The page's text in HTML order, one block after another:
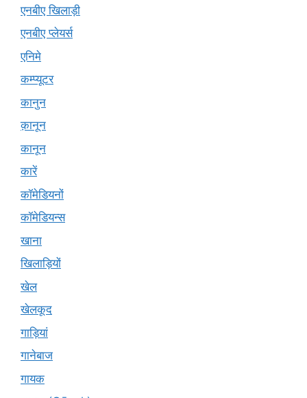
एनबीए खिलाड़ी
एनबीए प्लेयर्स
एनिमे
कम्प्यूटर
कानुन
क़ानून
कानून
कारें
कॉमेडियनों
कॉमेडियन्स
खाना
खिलाड़ियों
खेल
खेलकूद
गाड़ियां
गानेबाज
गायक